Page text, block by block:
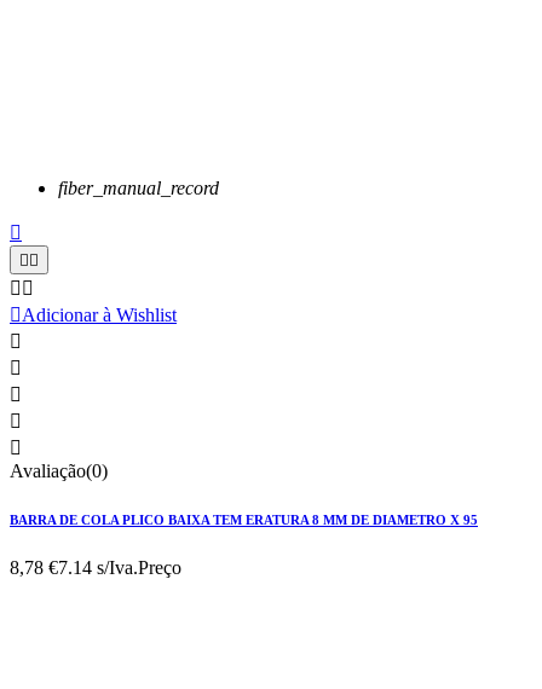
fiber_manual_record

 
 
Adicionar à Wishlist





Avaliação(0)
BARRA DE COLA PLICO BAIXA TEM ERATURA 8 MM DE DIAMETRO X 95
8,78 €7.14 s/Iva.Preço